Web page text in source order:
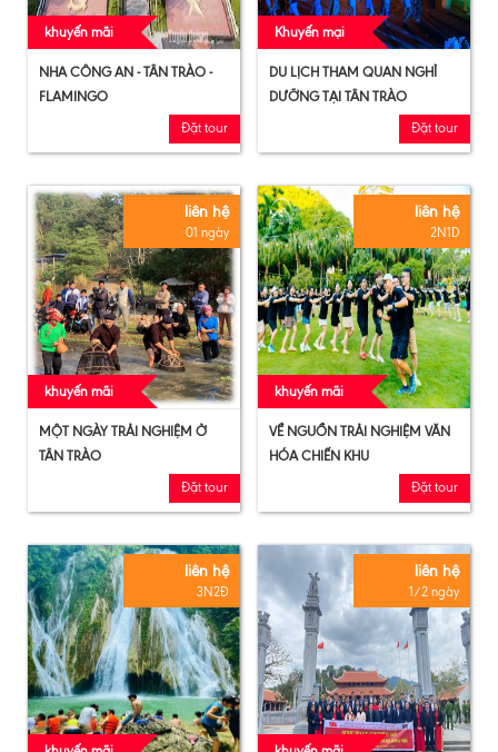
khuyến mãi
NHA CÔNG AN - TÂN TRÀO -
FLAMINGO
Đặt tour
Khuyến mại
DU LỊCH THAM QUAN NGHỈ
DƯỠNG TẠI TÂN TRÀO
Đặt tour
khuyến mãi
liên hệ
01 ngày
MỘT NGÀY TRẢI NGHIỆM Ở
TÂN TRÀO
Đặt tour
khuyến mãi
liên hệ
2N1D
VỀ NGUỒN TRẢI NGHIỆM VĂN
HÓA CHIẾN KHU
Đặt tour
liên hệ
3N2Đ
liên hệ
1/2 ngày